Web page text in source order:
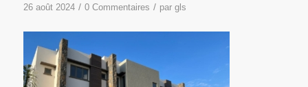
26 août 2024 / 0 Commentaires / par gls